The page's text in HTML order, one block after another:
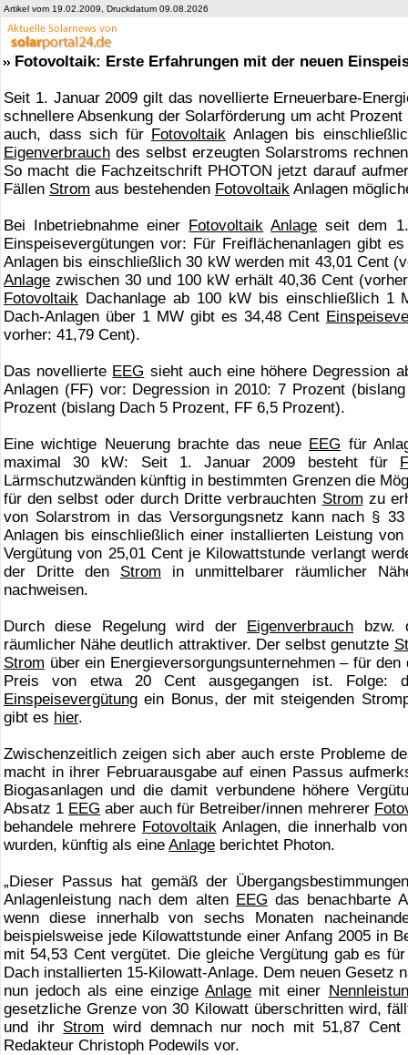
Artikel vom 19.02.2009, Druckdatum 09.08.2026
Fotovoltaik: Erste Erfahrungen mit der neuen
Seit 1. Januar 2009 gilt das novellierte Erneuerbare-
schnellere Absenkung der Solarförderung um acht
auch, dass sich für Fotovoltaik Anlagen bis
Eigenverbrauch des selbst erzeugten Solarstroms
So macht die Fachzeitschrift PHOTON jetzt darauf
Fällen Strom aus bestehenden Fotovoltaik Anlagen
Bei Inbetriebnahme einer Fotovoltaik Anlage seit dem
Einspeisevergütungen vor: Für Freiflächenanlagen gibt
Anlagen bis einschließlich 30 kW werden mit 43,01 Cent
Anlage zwischen 30 und 100 kW erhält 40,36 Cent
Fotovoltaik Dachanlage ab 100 kW bis einschließlich 1
Dach-Anlagen über 1 MW gibt es 34,48 Cent
vorher: 41,79 Cent).
Das novellierte EEG sieht auch eine höhere Degression
Anlagen (FF) vor: Degression in 2010: 7 Prozent
Prozent (bislang Dach 5 Prozent, FF 6,5 Prozent).
Eine wichtige Neuerung brachte das neue EEG für
maximal 30 kW: Seit 1. Januar 2009 besteht für
Lärmschutzwänden künftig in bestimmten Grenzen die
für den selbst oder durch Dritte verbrauchten Strom zu
von Solarstrom in das Versorgungsnetz kann nach §
Anlagen bis einschließlich einer installierten Leistung
Vergütung von 25,01 Cent je Kilowattstunde verlangt
der Dritte den Strom in unmittelbarer räumlicher
nachweisen.
Durch diese Regelung wird der Eigenverbrauch bzw.
räumlicher Nähe deutlich attraktiver. Der selbst genutzte
Strom über ein Energieversorgungsunternehmen – für
Preis von etwa 20 Cent ausgegangen ist. Folge:
Einspeisevergütung ein Bonus, der mit steigenden
gibt es hier.
Zwischenzeitlich zeigen sich aber auch erste Probleme
macht in ihrer Februarausgabe auf einen Passus
Biogasanlagen und die damit verbundene höhere
Absatz 1 EEG aber auch für Betreiber/innen mehrerer
behandele mehrere FotovoltaikAnlagen, die innerhalb
wurden, künftig als eine Anlage berichtet Photon.
„Dieser Passus hat gemäß der
Anlagenleistung nach dem alten EEG das benachbarte
wenn diese innerhalb von sechs Monaten
beispielsweise jede Kilowattstunde einer Anfang 2005 in
mit 54,53 Cent vergütet. Die gleiche Vergütung gab es
Dach installierten 15-Kilowatt-Anlage. Dem neuen Gesetz
nun jedoch als eine einzigeAnlage mit einer
gesetzliche Grenze von 30 Kilowatt überschritten wird,
und ihr Strom wird demnach nur noch mit 51,87 Cent
Redakteur Christoph Podewils vor.